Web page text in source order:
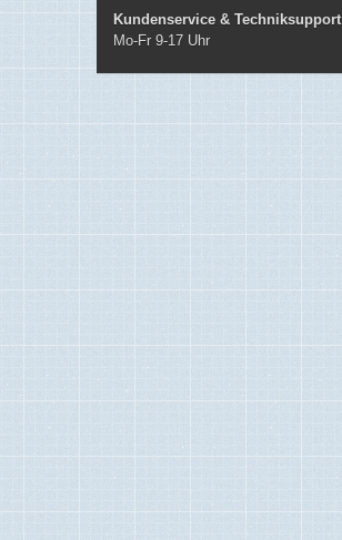
Kundenservice & Techniksupport
Mo-Fr 9-17 Uhr